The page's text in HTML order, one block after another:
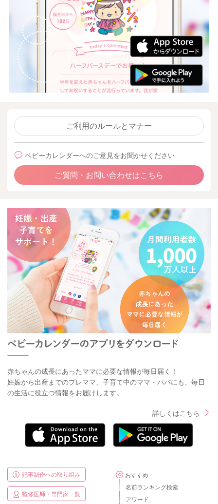
ご利用のルールとマナー
ベビーカレンダーへのご意見をお聞かせください
ご質問・お問い合わせはこちら
赤ちゃんの成長にあったママに必要な情報が毎日届く！
妊娠から出産までのプレママ、子育て中のママ・パパにも、毎日
の生活に役立つ情報をお届けします。
詳しくはこちら
記事制作への取り組み
監修医師・専門家一覧
おすすめ
名前ランキング検索
アワード